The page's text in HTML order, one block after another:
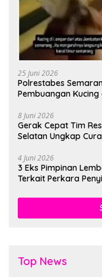
25 Juni 2026
Polrestabes
Pembuangan
8 Juni 2026
Gerak Cepat Tim
Selatan Ungkap
4 Juni 2026
3 Eks Pimpinan
Terkait Perkara
Top News